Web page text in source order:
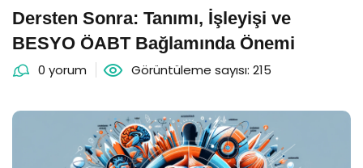
Dersten Sonra: Tanımı, İşleyişi ve
BESYO ÖABT Bağlamında Önemi
0 yorum Görüntüleme sayısı: 215